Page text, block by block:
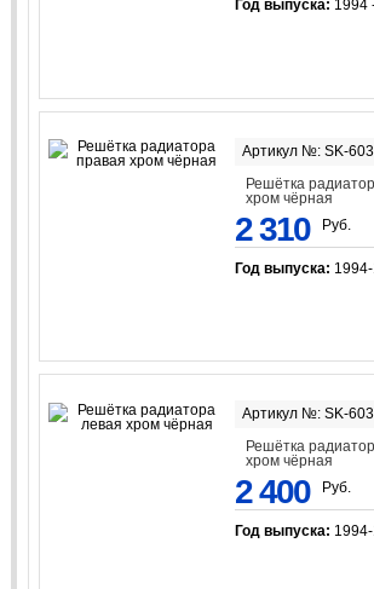
Год выпуска: 1994
Артикул №: SK-
Решётка
хром чёрная
2 310 Руб.
Год выпуска:
Артикул №: SK-
Решётка
хром чёрная
2 400 Руб.
Год выпуска: